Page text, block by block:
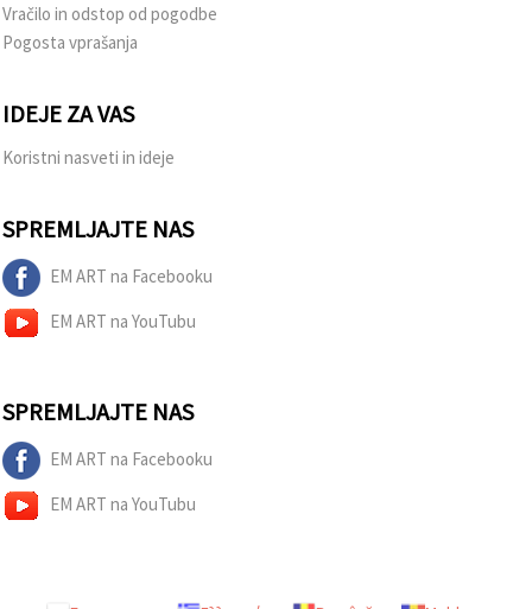
Vračilo in odstop od pogodbe
Pogosta vprašanja
IDEJE ZA VAS
Koristni nasveti in ideje
SPREMLJAJTE NAS
EM ART na Facebooku
EM ART na YouTubu
SPREMLJAJTE NAS
EM ART na Facebooku
EM ART na YouTubu